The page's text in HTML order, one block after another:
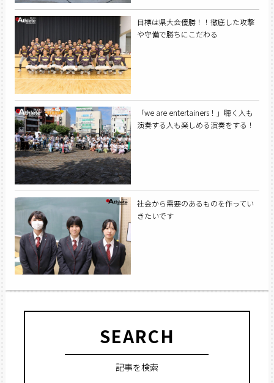
目標は県大会優勝！！徹底した攻撃
や守備で勝ちにこだわる
「we are entertainers！」聴く人も
演奏する人も楽しめる演奏をする！
社会から需要のあるものを作ってい
きたいです
SEARCH
記事を検索